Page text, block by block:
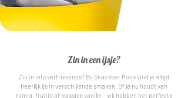
Zin in een ijsje?
Zin in iets verfrissends? Bij Snackbar Roos vind je altijd
heerlijk ijs in verschillende smaken. Of je nu houdt van
romig, fruitig of klassiek vanille – wij hebben het perfecte